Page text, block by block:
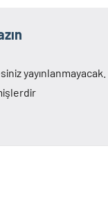
yayınlanmayacak.